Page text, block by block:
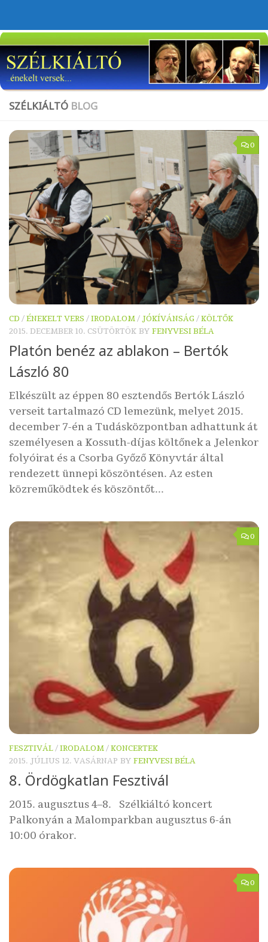
SZÉLKIÁLTÓ BLOG
0
CD /ÉNEKELT VERS /IRODALOM/JÓKÍVÁNSÁG /KÖLTŐK
2015. DECEMBER 10. CSÜTÖRTÖK BY FENYVESI BÉLA
Platón benéz az ablakon – Bertók
László 80
Elkészült az éppen 80 esztendős Bertók László
verseit tartalmazó CD lemezünk, melyet 2015.
december 7-én a Tudásközpontban adhattunk át
személyesen a Kossuth-díjas költőnek a Jelenkor
folyóirat és a Csorba Győző Könyvtár által
rendezett ünnepi köszöntésen. Az esten
közreműködtek és köszöntőt...
0
FESZTIVÁL/IRODALOM/KONCERTEK
2015. JÚLIUS 12. VASÁRNAP BY FENYVESI BÉLA
8. Ördögkatlan Fesztivál
2015. augusztus 4–8. Szélkiáltó koncert
Palkonyán a Malomparkban augusztus 6-án
10:00 órakor.
0